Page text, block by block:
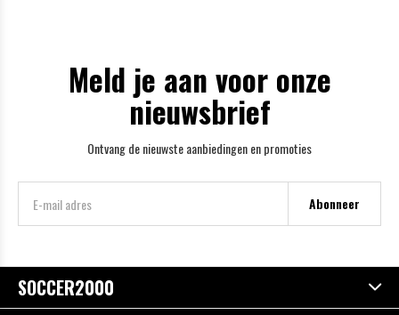
Meld je aan voor onze
nieuwsbrief
Ontvang de nieuwste aanbiedingen en promoties
Abonneer
SOCCER2000